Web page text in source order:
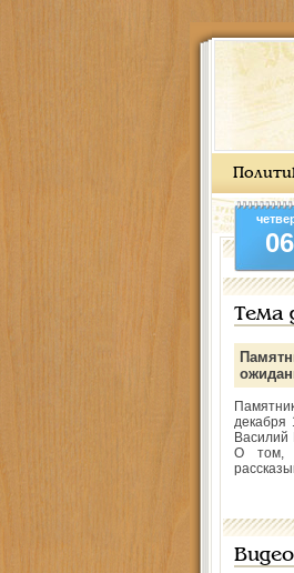
06
Тема
декабря
Василий
О том,
Видео